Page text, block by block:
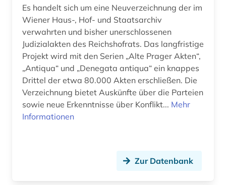
deutschland (301)
deutschland : finanzgerichtsordnung (1)
deutschland <östliche länder> (1)
deutschland. bundeswehr (1)
Es handelt sich um eine Neuverzeichnung der im
Wiener Haus-, Hof- und Staatsarchiv
verwahrten und bisher unerschlossenen
Judizialakten des Reichshofrats. Das langfristige
Projekt wird mit den Serien „Alte Prager Akten“,
„Antiqua“ und „Denegata antiqua“ ein knappes
Drittel der etwa 80.000 Akten erschließen. Die
Verzeichnung bietet Auskünfte über die Parteien
sowie neue Erkenntnisse über Konflikt... Mehr
Informationen
Zur Datenbank